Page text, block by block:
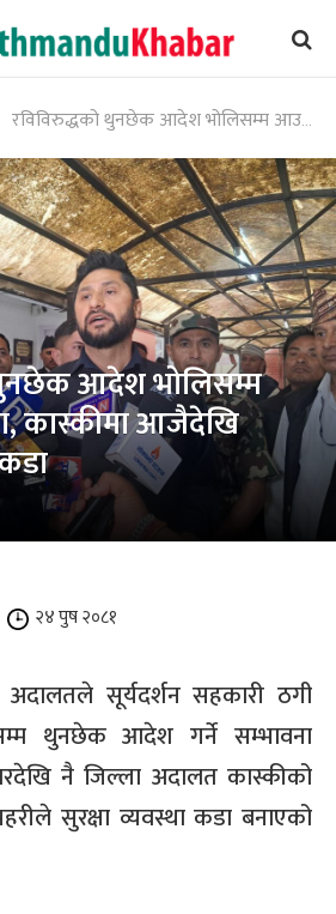
रविविरुद्धको थुनछेक आदेश भोलिसम्म आउने सम्भावना, कास्कीमा आजैदेखि सुरक्षा व्यवस्था कडा
आदेश भोलिसम्म
कास्कीमा आजैदेखि
२४ पुष २०८१
सूर्यदर्शन सहकारी ठगी
थुनछेक आदेश गर्ने सम्भावना
नै जिल्ला अदालत कास्कीको
सुरक्षा व्यवस्था कडा बनाएको